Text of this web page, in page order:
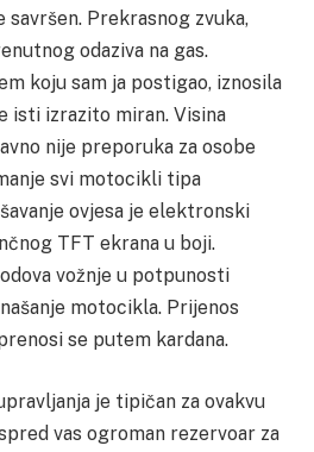
savršen. Prekrasnog zvuka,
odaziva na gas.
koju sam ja postigao, iznosila
isti izrazito miran. Visina
nije preporuka za osobe
svi motocikli tipa
ovjesa je elektronski
TFT ekrana u boji.
vožnje u potpunosti
motocikla. Prijenos
se putem kardana.
je tipičan za ovakvu
vas ogroman rezervoar za